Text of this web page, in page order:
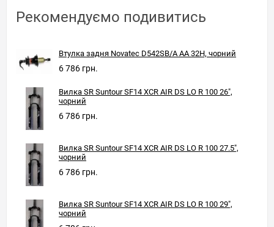
Рекомендуємо подивитись
Втулка задня Novatec D542SB/A AA 32H, чорний
6 786 грн.
Вилка SR Suntour SF14 XCR AIR DS LO R 100 26",
чорний
6 786 грн.
Вилка SR Suntour SF14 XCR AIR DS LO R 100 27.5",
чорний
6 786 грн.
Вилка SR Suntour SF14 XCR AIR DS LO R 100 29",
чорний